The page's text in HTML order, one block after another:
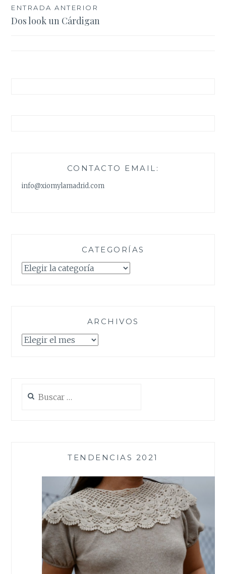
Navegación
de
ENTRADA ANTERIOR
Dos look un Cárdigan
CONTACTO EMAIL:
info@xiomylamadrid.com
CATEGORÍAS
Categorías
ARCHIVOS
Archivos
TENDENCIAS 2021